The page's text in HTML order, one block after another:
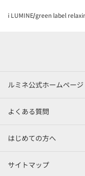
i LUMINE green label
ルミネ公式ホームページ
よくある質問
はじめての方へ
サイトマップ